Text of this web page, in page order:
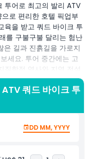
투어로 최고의 발리 ATV
로 편리한 호텔 픽업부
육을 받고 쿼드 바이크 투
를 구불구불 달리는 험난
은 길과 진흙길을 가로지
세요. 투어 중간에는 고
학적 역사와 지역 전설
합니다. 전문 가이드가 바
형성을 설명하며 어두운
나오면 푸른 논과 구릉지
니다. 가파른 경사에서 급
달리는 등, 이 발리 어드
을 수 없는 조화를 선사
장비, 소규모 그룹으로
쿼드 바이크 투
DD MM, YYYY